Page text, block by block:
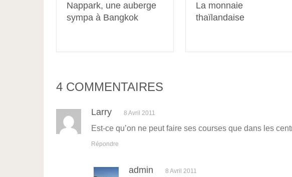
Nappark, une auberge
sympa à Bangkok
La monnaie
thaïlandaise
4 COMMENTAIRES
Larry 8 Avril 2011
Est-ce qu’on ne peut faire ses courses que dans les
Répondre
admin 8 Avril 2011